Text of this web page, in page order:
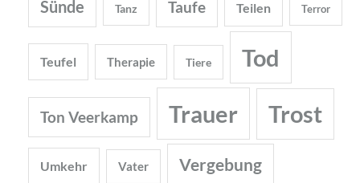
Sünde Tanz Taufe Teilen Terror
Teufel Therapie Tiere Tod
Ton Veerkamp Trauer Trost
Umkehr Vater Vergebung